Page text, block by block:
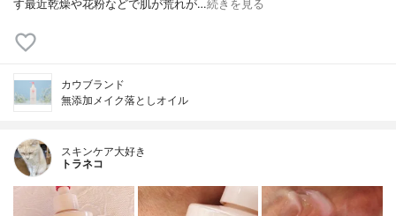
す最近乾燥や花粉などで肌が荒れが…続きを見る
カウブランド
無添加メイク落としオイル
スキンケア大好き
トラネコ